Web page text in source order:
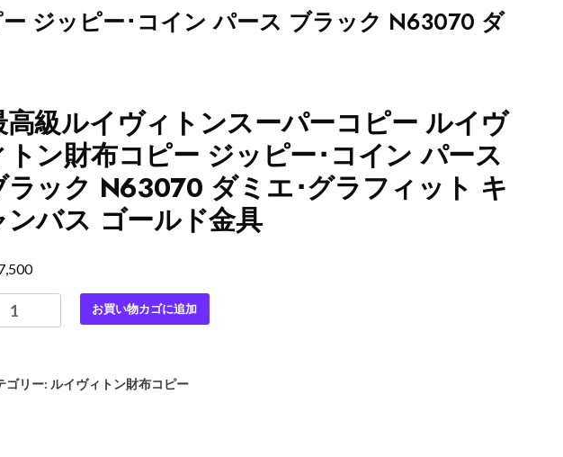
ジッピー･コイン パース ブラック N63070 ダ
高級ルイヴィトンスーパーコピー ルイヴ
トン財布コピー ジッピー･コイン パース
ラック N63070 ダミエ･グラフィット キ
ンバス ゴールド金具
お買い物カゴに追加
ゴリー: ルイヴィトン財布コピー